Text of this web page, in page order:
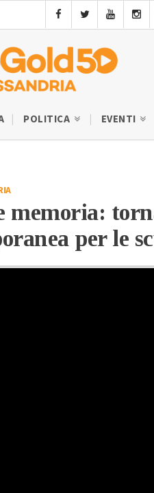
POLITICA EVENTI
memoria:
per le